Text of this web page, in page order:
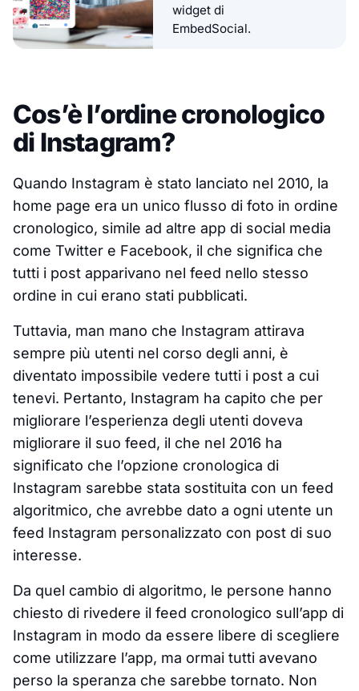
widget di
EmbedSocial.
Cos’è l’ordine cronologico
di Instagram?
Quando Instagram è stato lanciato nel 2010, la
home page era un unico flusso di foto in ordine
cronologico, simile ad altre app di social media
come Twitter e Facebook, il che significa che
tutti i post apparivano nel feed nello stesso
ordine in cui erano stati pubblicati.
Tuttavia, man mano che Instagram attirava
sempre più utenti nel corso degli anni, è
diventato impossibile vedere tutti i post a cui
tenevi. Pertanto, Instagram ha capito che per
migliorare l’esperienza degli utenti doveva
migliorare il suo feed, il che nel 2016 ha
significato che l’opzione cronologica di
Instagram sarebbe stata sostituita con un feed
algoritmico, che avrebbe dato a ogni utente un
feed Instagram personalizzato con post di suo
interesse.
Da quel cambio di algoritmo, le persone hanno
chiesto di rivedere il feed cronologico sull’app di
Instagram in modo da essere libere di scegliere
come utilizzare l’app, ma ormai tutti avevano
perso la speranza che sarebbe tornato. Non